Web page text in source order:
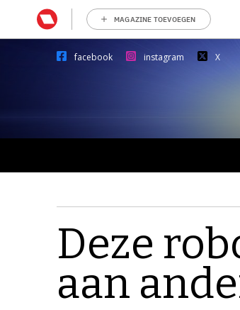
MAGAZINE TOEVOEGEN
facebook instagram X
Deze
aan